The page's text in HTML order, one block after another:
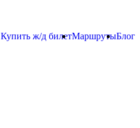
Купить ж/д билетМаршрутыБлог